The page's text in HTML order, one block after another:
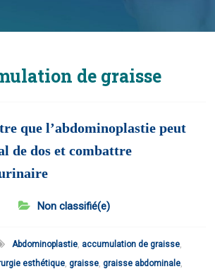
de graisse
que l’abdominoplastie peut
de dos et combattre
Non classifié(e)
Abdominoplastie, accumulation de graisse,
esthétique,graisse,graisse abdominale,